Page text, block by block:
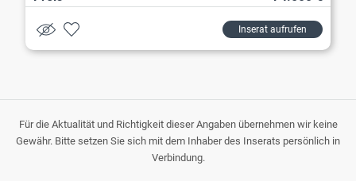
Inserat aufrufen
Für die Aktualität und Richtigkeit dieser Angaben übernehmen wir keine
Gewähr. Bitte setzen Sie sich mit dem Inhaber des Inserats persönlich in
Verbindung.